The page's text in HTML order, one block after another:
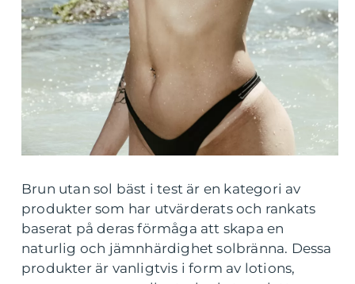
Brun utan sol bäst i test är en kategori av
produkter som har utvärderats och rankats
baserat på deras förmåga att skapa en
naturlig och jämnhärdighet solbränna. Dessa
produkter är vanligtvis i form av lotions,